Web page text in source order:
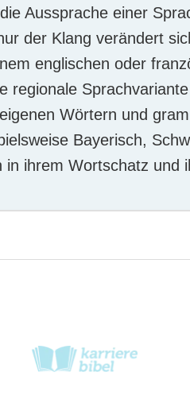
Aussprache einer
der Klang verändert
englischen oder
regionale
Wörtern und
Bayerisch,
ihrem Wortschatz und